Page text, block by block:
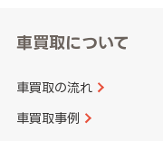
車買取について
車買取の流れ
車買取事例